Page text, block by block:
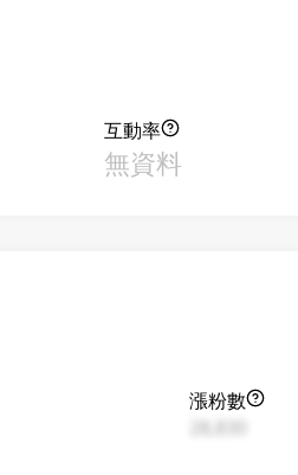
互動率
無資料
漲粉數